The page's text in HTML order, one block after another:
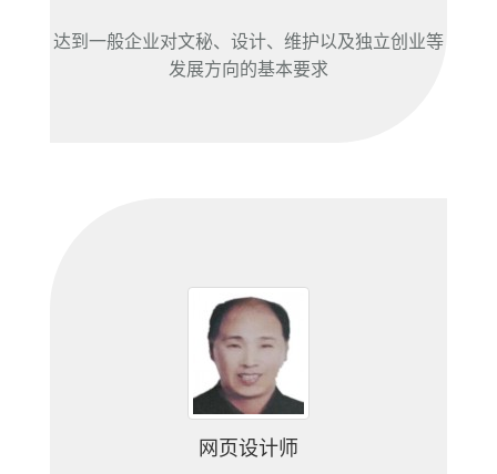
达到一般企业对文秘、设计、维护以及独立创业等
发展方向的基本要求
网页设计师